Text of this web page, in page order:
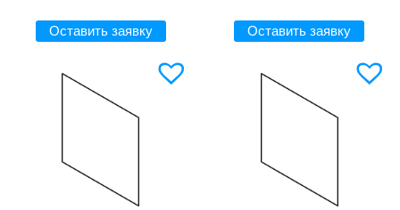
Оставить заявку Оставить заявку